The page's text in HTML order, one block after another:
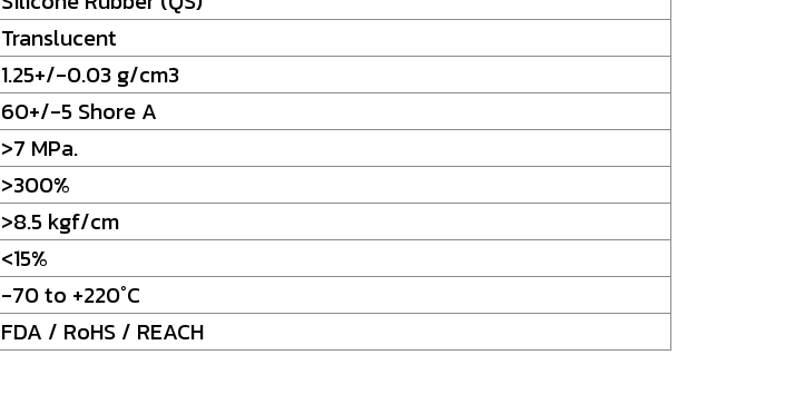
Translucent
1.25+/-0.03 g/cm3
60+/-5 Shore A
>7 MPa.
>300%
>8.5 kgf/cm
<15%
-70 to +220°C
FDA / RoHS / REACH